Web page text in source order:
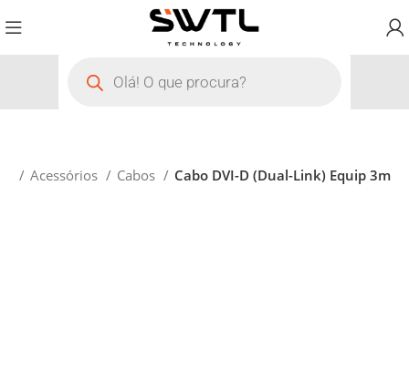
Acessórios Cabos Cabo DVI-D (Dual-Link) Equip 3m